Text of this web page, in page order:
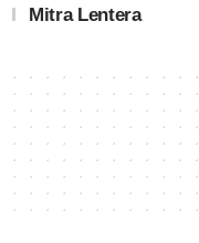
Mitra Lentera